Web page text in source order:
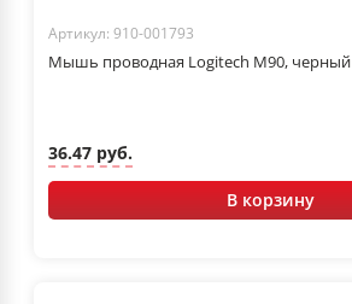
Артикул: 910-001793
Мышь проводная Logitech M90, черный
36.47 руб.
В корзину